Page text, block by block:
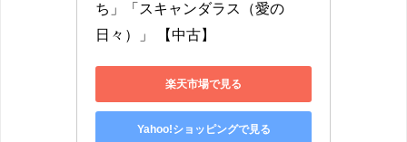
ち」「スキャンダラス（愛の
日々）」 【中古】
楽天市場で見る
Yahoo!ショッピングで見る